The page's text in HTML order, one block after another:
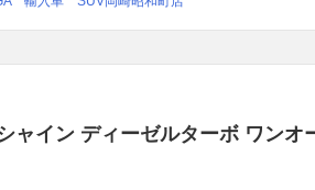
ャイン ディーゼルターボ ワン